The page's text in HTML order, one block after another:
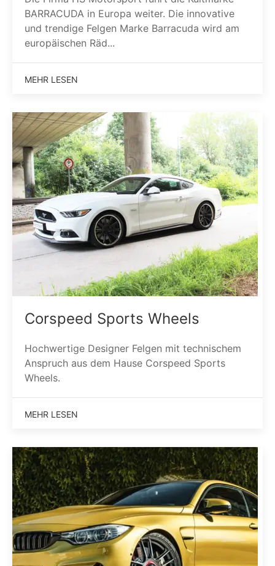
BARRACUDA in Europa weiter. Die innovative
und trendige Felgen Marke Barracuda wird am
europäischen Räd...
MEHR LESEN
Corspeed Sports Wheels
Hochwertige Designer Felgen mit technischem
Anspruch aus dem Hause Corspeed Sports
Wheels.
MEHR LESEN